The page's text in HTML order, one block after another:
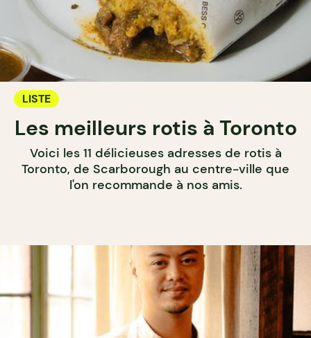
LISTE
Les meilleurs rotis à Toronto
Voici les 11 délicieuses adresses de rotis à
Toronto, de Scarborough au centre-ville que
l'on recommande à nos amis.